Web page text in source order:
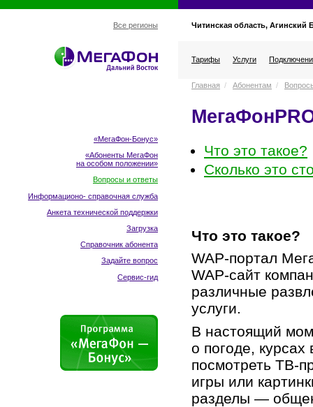
Все регионы Читинская область, Агинский
Тарифы Услуги
«МегаФон-Бонус»
«Абоненты МегаФон
на особом положении»
Вопросы и ответы
Информационо- справочная служба
Анкета технической поддержки
Загрузка
Справочник абонента
Задайте вопрос
Сервис-гид
Главная / Абонентам /
Что это такое?
Сколько это
Что это такое?
WAP-портал
WAP-сайт
различные
услуги.
В настоящий
о погоде,
посмотреть ТВ-
игры или
разделы —